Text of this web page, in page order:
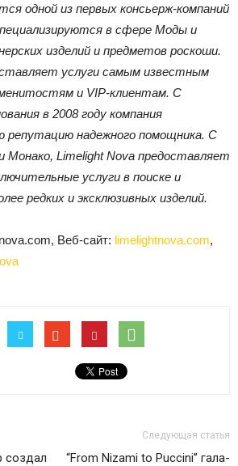
одной из первых консьерж-компаний
в сфере Моды и
изделий и предметов роскоши.
услуги самым известным
и VIP-клиентам. С
в 2008 году компания
репутацию надежного помощника. С
Монако, Limelight Nova предоставляет
услуги в поиске и
редких и эксклюзивных изделий.
Веб-сайт: limelightnova.com,
создал
Следующая статья
“From Nizami to Puccini” гала-